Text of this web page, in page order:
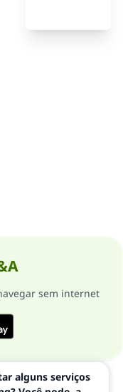
sem internet
alguns serviços